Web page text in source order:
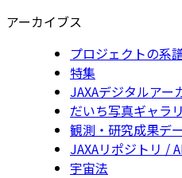
アーカイブス
プロジェクトの系
特集
JAXAデジタルアー
だいち写真ギャラ
観測・研究成果デ
JAXAリポジトリ /
宇宙法